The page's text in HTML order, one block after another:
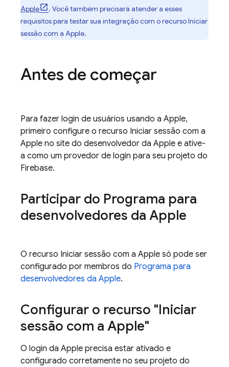
Apple
. Você também precisará atender a esses
requisitos para testar sua integração com o recurso Iniciar
sessão com a Apple.
Antes de começar
Para fazer login de usuários usando a Apple,
primeiro configure o recurso Iniciar sessão com a
Apple no site do desenvolvedor da Apple e ative-
a como um provedor de login para seu projeto do
Firebase.
Participar do Programa para
desenvolvedores da Apple
O recurso Iniciar sessão com a Apple só pode ser
configurado por membros do Programa para
desenvolvedores da Apple.
Configurar o recurso "Iniciar
sessão com a Apple"
O login da Apple precisa estar ativado e
configurado corretamente no seu projeto do